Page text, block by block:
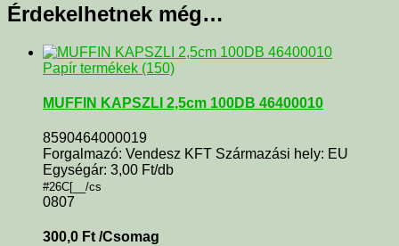
Érdekelhetnek még…
Papír termékek (150)
MUFFIN KAPSZLI 2,5cm 100DB 46400010
8590464000019
Forgalmazó: Vendesz KFT Származási hely: EU
Egységár: 3,00 Ft/db
#26C[__/cs
0807
300,0 Ft /Csomag